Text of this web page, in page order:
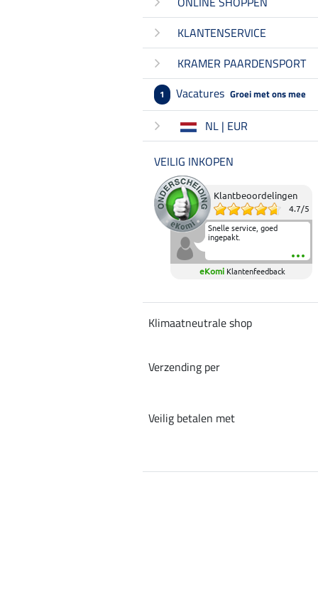
KLANTENSERVICE
KRAMER PAARDENSPORT
1 Vacatures Groei met ons mee
NL | EUR
VEILIG INKOPEN
Klantbeoordelingen
4.7/5
Snelle service, goed
ingepakt.
eKomi Klantenfeedback
Klimaatneutrale shop
Verzending per
Veilig betalen met